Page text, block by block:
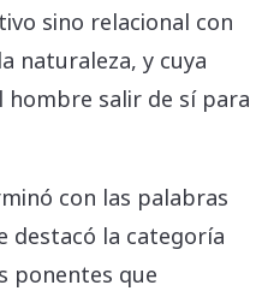
sino relacional con
naturaleza, y cuya
hombre salir de sí para
con las palabras
destacó la categoría
ponentes que